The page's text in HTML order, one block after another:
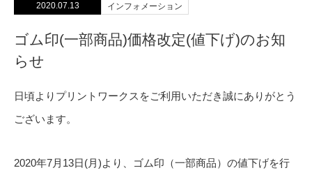
2020.07.13 インフォメーション
ゴム印(一部商品)価格改定(値下げ)のお知
らせ
日頃よりプリントワークスをご利用いただき誠にありがとう
ございます。
2020年7月13日(月)より、ゴム印（一部商品）の値下げを行